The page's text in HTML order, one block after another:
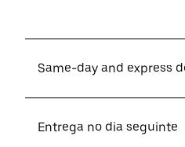
Same-day and express
Entrega no dia seguinte